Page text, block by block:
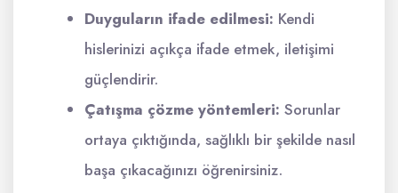
Duyguların ifade edilmesi: Kendi
hislerinizi açıkça ifade etmek, iletişimi
güçlendirir.
Çatışma çözme yöntemleri: Sorunlar
ortaya çıktığında, sağlıklı bir şekilde nasıl
başa çıkacağınızı öğrenirsiniz.